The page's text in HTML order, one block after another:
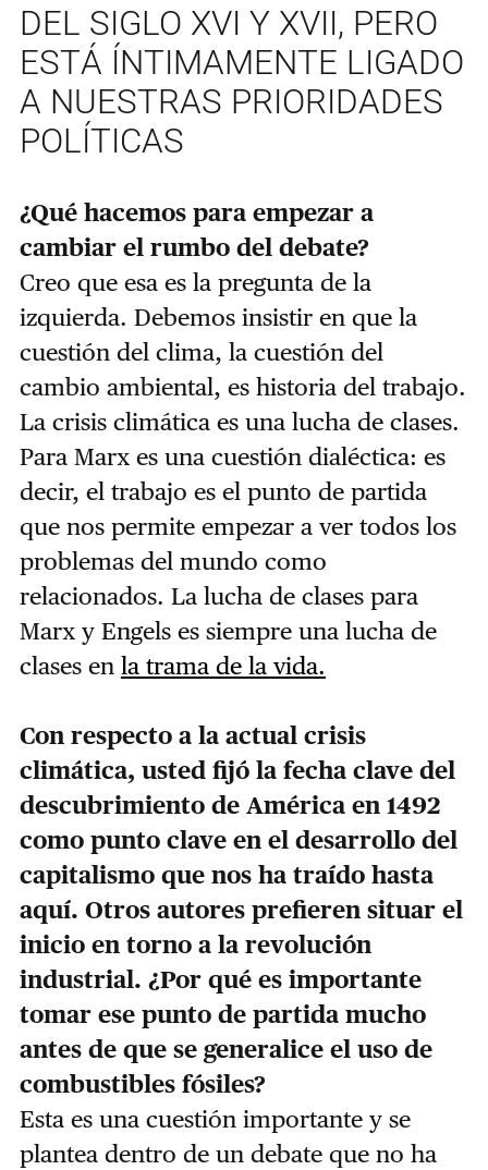
DEL SIGLO XVI Y XVII, PERO
ESTÁ ÍNTIMAMENTE LIGADO
A NUESTRAS PRIORIDADES
POLÍTICAS
¿Qué hacemos para empezar a
cambiar el rumbo del debate?
Creo que esa es la pregunta de la
izquierda. Debemos insistir en que la
cuestión del clima, la cuestión del
cambio ambiental, es historia del trabajo.
La crisis climática es una lucha de clases.
Para Marx es una cuestión dialéctica: es
decir, el trabajo es el punto de partida
que nos permite empezar a ver todos los
problemas del mundo como
relacionados. La lucha de clases para
Marx y Engels es siempre una lucha de
clases en la trama de la vida.
Con respecto a la actual crisis
climática, usted fijó la fecha clave del
descubrimiento de América en 1492
como punto clave en el desarrollo del
capitalismo que nos ha traído hasta
aquí. Otros autores prefieren situar el
inicio en torno a la revolución
industrial. ¿Por qué es importante
tomar ese punto de partida mucho
antes de que se generalice el uso de
combustibles fósiles?
Esta es una cuestión importante y se
plantea dentro de un debate que no ha